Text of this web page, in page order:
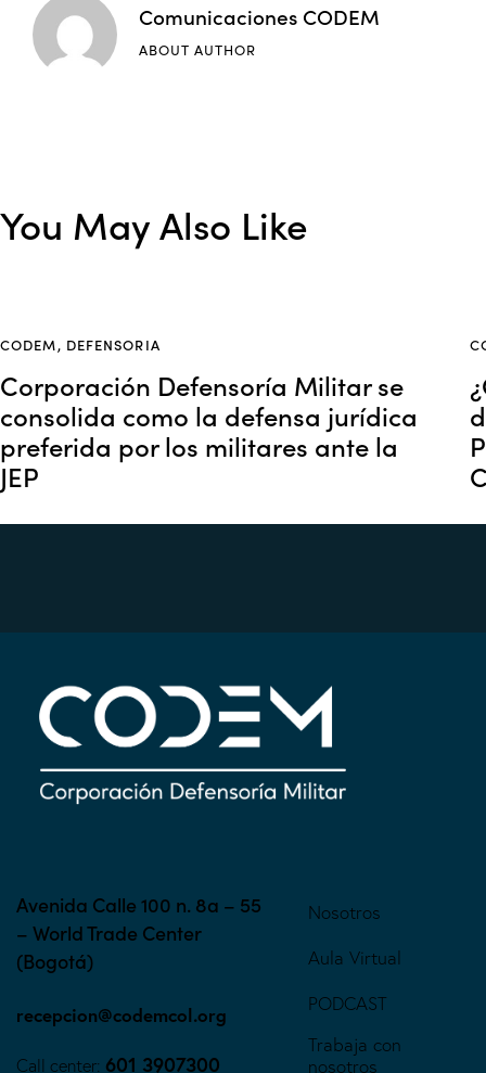
Comunicaciones CODEM
ABOUT AUTHOR
You May Also Like
CODEM, DEFENSORIA
Corporación Defensoría Militar se
consolida como la defensa jurídica
preferida por los militares ante la
JEP
Avenida Calle 100 n. 8a – 55
– World Trade Center
(Bogotá)
recepcion@codemcol.org
Call center: 601 3907300
Nosotros
Aula Virtual
PODCAST
Trabaja con
nosotros